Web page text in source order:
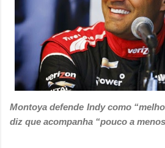
Montoya defende Indy como
diz que acompanha “pouco a